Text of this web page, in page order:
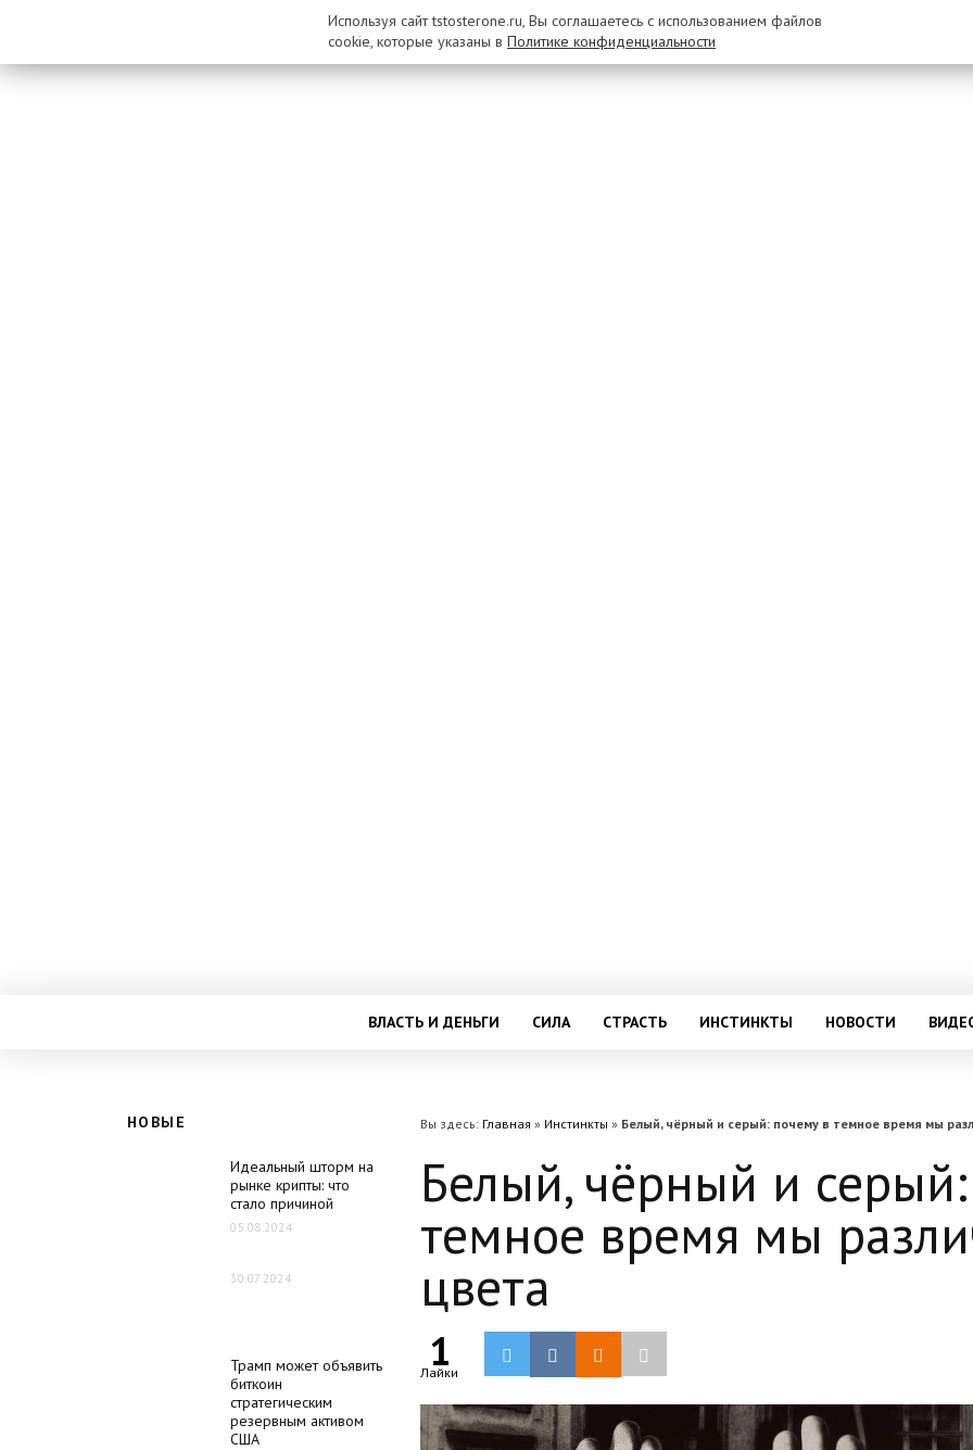
ВЛАСТЬ И ДЕНЬГИ СИЛА СТРАСТЬ ИНСТИНКТЫ НОВОСТИ
НОВЫЕ
Идеальный шторм на
рынке крипты: что
стало причиной
05.08.2024
30.07.2024
Трамп может объявить
биткоин
стратегическим
резервным активом
США
Вы здесь: Главная » Инстинкты » Белый, чёрный и серый: почему в темное время мы
Белый, чёрный и
темное время мы
цвета
1
Лайки
Используя сайт tstosterone.ru, Вы соглашаетесь с использованием файлов
cookie, которые указаны в Политике конфиденциальности